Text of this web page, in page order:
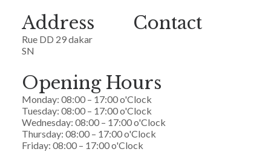
Address
Rue DD 29 dakar
SN
Contact
Opening Hours
Monday: 08:00 – 17:00 o'Clock
Tuesday: 08:00 – 17:00 o'Clock
Wednesday: 08:00 – 17:00 o'Clock
Thursday: 08:00 – 17:00 o'Clock
Friday: 08:00 – 17:00 o'Clock